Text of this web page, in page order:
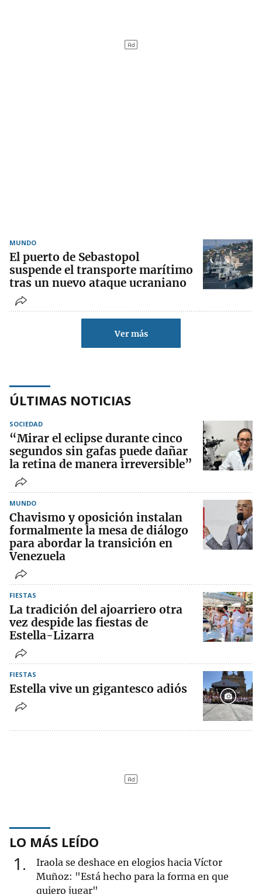
MUNDO
El puerto de Sebastopol
suspende el transporte marítimo
tras un nuevo ataque ucraniano
Ver más
ÚLTIMAS NOTICIAS
SOCIEDAD
“Mirar el eclipse durante cinco
segundos sin gafas puede dañar
la retina de manera irreversible”
MUNDO
Chavismo y oposición instalan
formalmente la mesa de diálogo
para abordar la transición en
Venezuela
FIESTAS
La tradición del ajoarriero otra
vez despide las fiestas de
Estella-Lizarra
FIESTAS
Estella vive un gigantesco adiós
LO MÁS LEÍDO
1
Iraola se deshace en elogios hacia Víctor
Muñoz: "Está hecho para la forma en que
quiero jugar"